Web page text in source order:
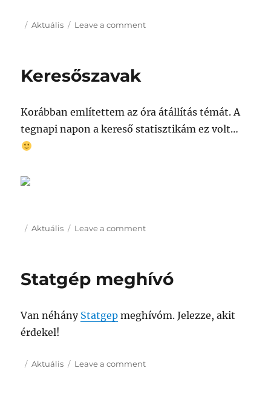
Posted
Categories
Aktuális Leave a commenton
Keresőszavak
Korábban említettem az óra átállítás témát. A
tegnapi napon a kereső statisztikám ez volt…
Posted
Categories
Aktuális Leave a commenton
Statgép meghívó
Van néhány Statgep meghívóm. Jelezze, akit
érdekel!
Posted
Categories
Aktuális Leave a commenton